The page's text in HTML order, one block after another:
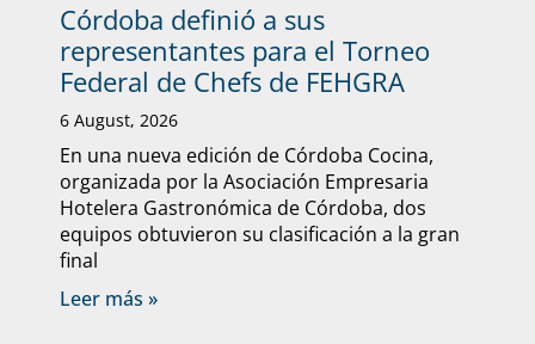
Córdoba definió a sus
representantes para el Torneo
Federal de Chefs de FEHGRA
6 August, 2026
En una nueva edición de Córdoba Cocina,
organizada por la Asociación Empresaria
Hotelera Gastronómica de Córdoba, dos
equipos obtuvieron su clasificación a la gran
final
Leer más »